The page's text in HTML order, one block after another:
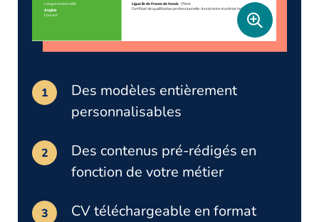
Des modèles entièrement
personnalisables
Des contenus pré-rédigés en
fonction de votre métier
CV téléchargeable en format